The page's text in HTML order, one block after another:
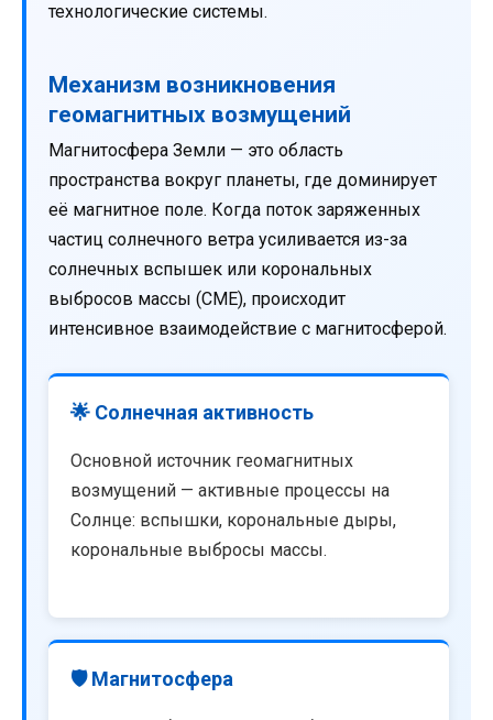
технологические системы.
Механизм возникновения
геомагнитных возмущений
Магнитосфера Земли — это область
пространства вокруг планеты, где доминирует
её магнитное поле. Когда поток заряженных
частиц солнечного ветра усиливается из-за
солнечных вспышек или корональных
выбросов массы (CME), происходит
интенсивное взаимодействие с магнитосферой.
🌟 Солнечная активность
Основной источник геомагнитных
возмущений — активные процессы на
Солнце: вспышки, корональные дыры,
корональные выбросы массы.
🛡️ Магнитосфера